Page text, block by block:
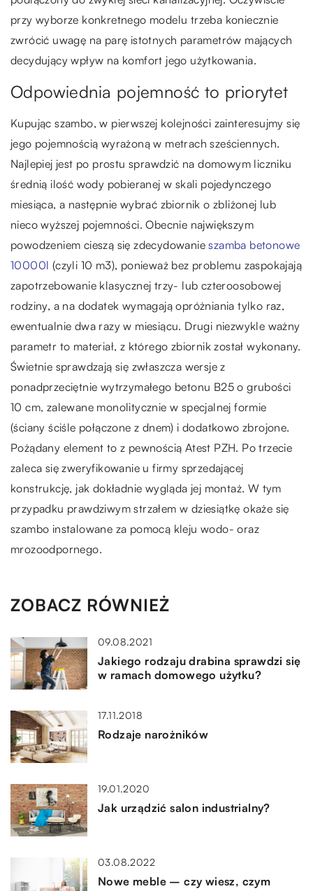
przy wyborze konkretnego modelu trzeba koniecznie
zwrócić uwagę na parę istotnych parametrów mających
decydujący wpływ na komfort jego użytkowania.
Odpowiednia pojemność to priorytet
Kupując szambo, w pierwszej kolejności zainteresujmy się
jego pojemnością wyrażoną w metrach sześciennych.
Najlepiej jest po prostu sprawdzić na domowym liczniku
średnią ilość wody pobieranej w skali pojedynczego
miesiąca, a następnie wybrać zbiornik o zbliżonej lub
nieco wyższej pojemności. Obecnie największym
powodzeniem cieszą się zdecydowanieszamba betonowe
10000l (czyli 10 m3), ponieważ bez problemu zaspokajają
zapotrzebowanie klasycznej trzy- lub czteroosobowej
rodziny, a na dodatek wymagają opróżniania tylko raz,
ewentualnie dwa razy w miesiącu. Drugi niezwykle ważny
parametr to materiał, z którego zbiornik został wykonany.
Świetnie sprawdzają się zwłaszcza wersje z
ponadprzeciętnie wytrzymałego betonu B25 o grubości
10 cm, zalewane monolitycznie w specjalnej formie
(ściany ściśle połączone z dnem) i dodatkowo zbrojone.
Pożądany element to z pewnością Atest PZH. Po trzecie
zaleca się zweryfikowanie u firmy sprzedającej
konstrukcję, jak dokładnie wygląda jej montaż. W tym
przypadku prawdziwym strzałem w dziesiątkę okaże się
szambo instalowane za pomocą kleju wodo- oraz
mrozoodpornego.
ZOBACZ RÓWNIEŻ
09.08.2021
Jakiego rodzaju drabina sprawdzi się
w ramach domowego użytku?
17.11.2018
Rodzaje narożników
19.01.2020
Jak urządzić salon industrialny?
03.08.2022
Nowe meble – czy wiesz, czym